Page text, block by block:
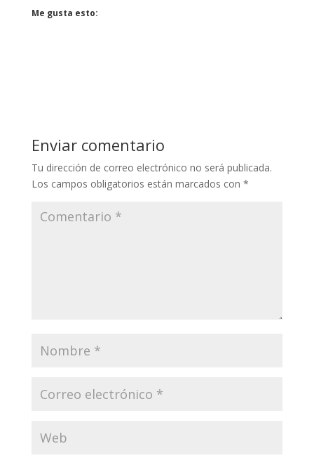
Me gusta esto:
Enviar comentario
Tu dirección de correo electrónico no será publicada.
Los campos obligatorios están marcados con *